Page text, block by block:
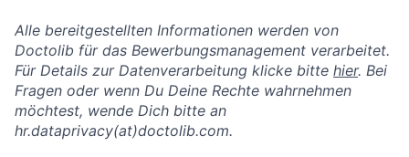
Alle bereitgestellten Informationen werden von
Doctolib für das Bewerbungsmanagement verarbeitet.
Für Details zur Datenverarbeitung klicke bitte hier. Bei
Fragen oder wenn Du Deine Rechte wahrnehmen
möchtest, wende Dich bitte an
hr.dataprivacy(at)doctolib.com.